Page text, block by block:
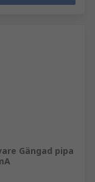
Gängad pipa